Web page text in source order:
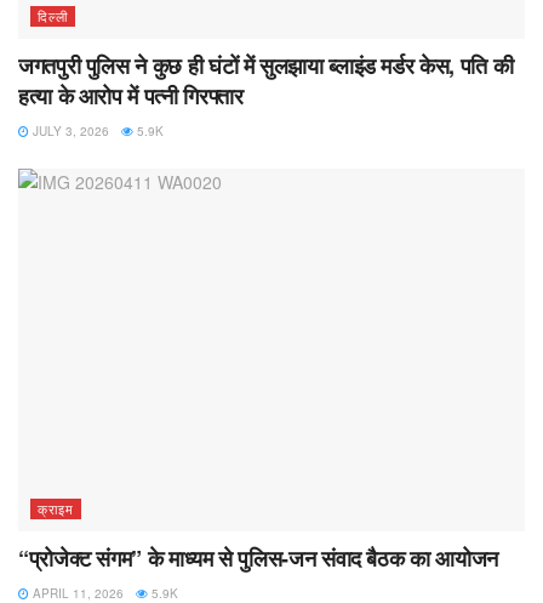
दिल्ली
जगतपुरी पुलिस ने कुछ ही घंटों में सुलझाया ब्लाइंड मर्डर केस, पति की
हत्या के आरोप में पत्नी गिरफ्तार
JULY 3, 2026 5.9K
क्राइम
“प्रोजेक्ट संगम” के माध्यम से पुलिस-जन संवाद बैठक का आयोजन
APRIL 11, 2026 5.9K